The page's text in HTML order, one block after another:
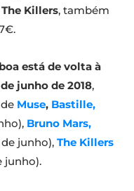
The Killers, também
está de volta à
junho de 2018,
Muse, Bastille,
Bruno Mars,
junho), The Killers
junho).